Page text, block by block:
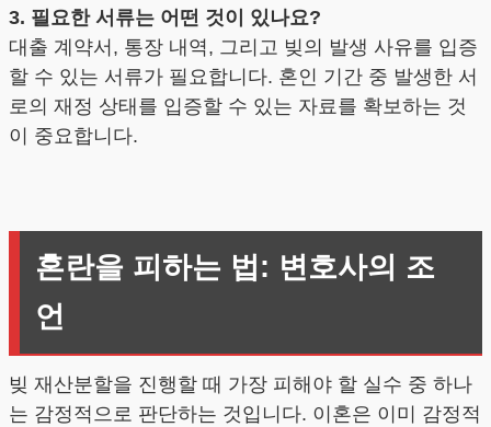
3. 필요한 서류는 어떤 것이 있나요?
대출 계약서, 통장 내역, 그리고 빚의 발생 사유를 입증
할 수 있는 서류가 필요합니다. 혼인 기간 중 발생한 서
로의 재정 상태를 입증할 수 있는 자료를 확보하는 것
이 중요합니다.
혼란을 피하는 법: 변호사의 조
언
빚 재산분할을 진행할 때 가장 피해야 할 실수 중 하나
는 감정적으로 판단하는 것입니다. 이혼은 이미 감정적